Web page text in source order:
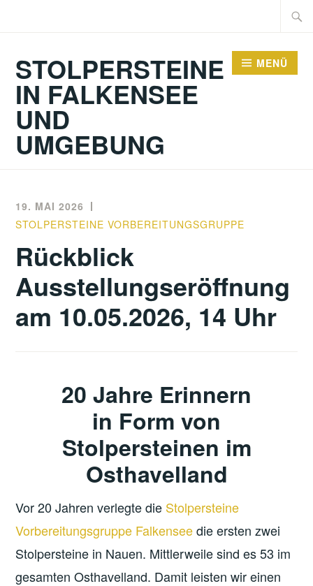
Suche
STOLPERSTEINE
IN FALKENSEE
UND
UMGEBUNG
MENÜ
19. MAI 2026
STOLPERSTEINE VORBEREITUNGSGRUPPE
Rückblick
Ausstellungseröffnung
am 10.05.2026, 14 Uhr
20 Jahre Erinnern
in Form von
Stolpersteinen im
Osthavelland
Vor 20 Jahren verlegte die Stolpersteine
Vorbereitungsgruppe Falkenseedie ersten zwei
Stolpersteine in Nauen. Mittlerweile sind es 53 im
gesamten Osthavelland. Damit leisten wir einen